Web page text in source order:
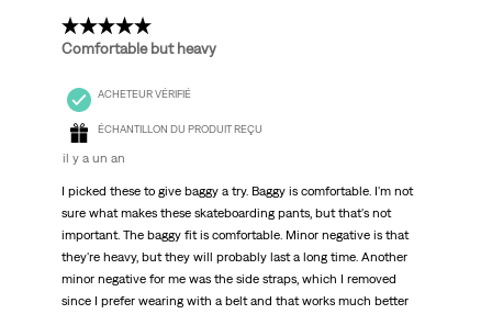
5 étoile(s) sur 5.
Comfortable but heavy
ACHETEUR VÉRIFIÉ
ÉCHANTILLON DU PRODUIT REÇU
il y a un an
I picked these to give baggy a try. Baggy is comfortable. I'm not
sure what makes these skateboarding pants, but that's not
important. The baggy fit is comfortable. Minor negative is that
they're heavy, but they will probably last a long time. Another
minor negative for me was the side straps, which I removed
since I prefer wearing with a belt and that works much better